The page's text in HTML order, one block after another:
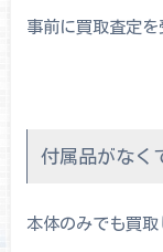
事前に買取査定を
付属品がなく
本体のみでも買取